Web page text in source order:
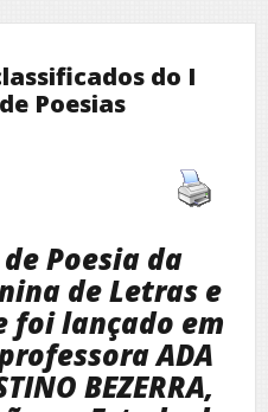
do I
Poesias
Poesia da
de Letras e
foi lançado em
ADA
BEZERRA,